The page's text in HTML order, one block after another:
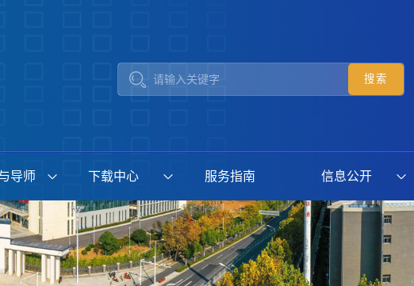
导师 下载中心 服务指南 信息公开